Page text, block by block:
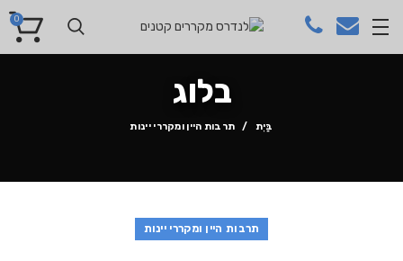
0
בלוג
בַּיִת תרבות היין ומקררי יינות
תרבות היין ומקררי יינות